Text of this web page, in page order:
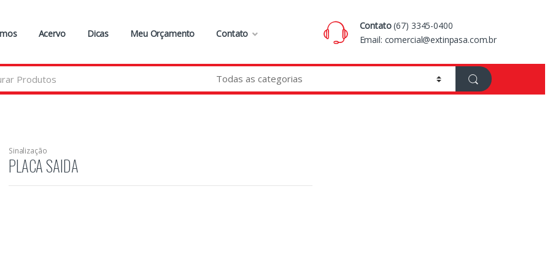
Acervo Dicas Meu Orçamento Contato
Contato(67) 3345-0400
Email: comercial@extinpasa.com.br
Sinalização
PLACA SAIDA